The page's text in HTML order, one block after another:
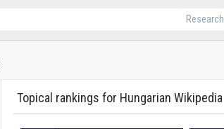
Research
Topical rankings for Hungarian Wikipedia